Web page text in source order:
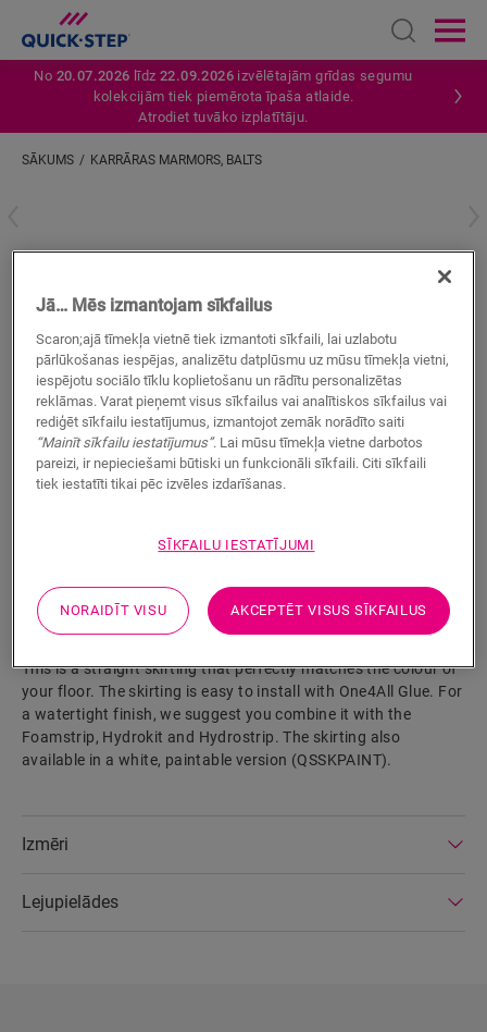
Open
No 20.07.2026 līdz22.09.2026 izvēlētajām grīdas segumu
kolekcijām tiek piemērota īpaša atlaide.
Atrodiet tuvāko izplatītāju.
SĀKUMS KARRĀRAS MARMORS, BALTS
VINILA AKSESUĀRI STANDARD SKIRTING
Skaista apdare
Jūsu vinila grīdai
Krāsas pieskaņotas jūsu grīdai
Pret skrāpējumiem izturīgs virsējais slānis
Izstrādājuma parametri
This is a straight skirting that perfectly matches the colour of
your floor. The skirting is easy to install with One4All Glue. For
a watertight finish, we suggest you combine it with the
Foamstrip, Hydrokit and Hydrostrip. The skirting also
available in a white, paintable version (QSSKPAINT).
Izmēri
Lejupielādes
Jā… Mēs izmantojam sīkfailus
Scaron;ajā tīmekļa vietnē tiek izmantoti sīkfaili, lai uzlabotu
pārlūkošanas iespējas, analizētu datplūsmu uz mūsu tīmekļa vietni,
iespējotu sociālo tīklu koplietošanu un rādītu personalizētas
reklāmas. Varat pieņemt visus sīkfailus vai analītiskos sīkfailus vai
rediģēt sīkfailu iestatījumus, izmantojot zemāk norādīto saiti
“Mainīt sīkfailu iestatījumus”. Lai mūsu tīmekļa vietne darbotos
pareizi, ir nepieciešami būtiski un funkcionāli sīkfaili. Citi sīkfaili
tiek iestatīti tikai pēc izvēles izdarīšanas.
SĪKFAILU IESTATĪJUMI
NORAIDĪT VISU AKCEPTĒT VISUS SĪKFAILUS